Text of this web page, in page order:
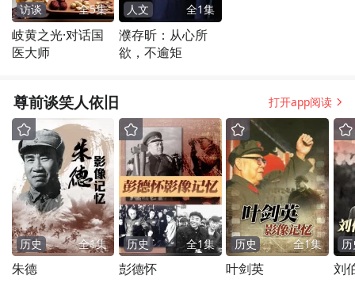
访谈 全5集
岐黄之光·对话国
医大师
人文 全1集
濮存昕：从心所
欲，不逾矩
尊前谈笑人依旧 打开app阅读
历史 全1集
朱德
历史 全1集
彭德怀
历史 全1集
叶剑英 刘